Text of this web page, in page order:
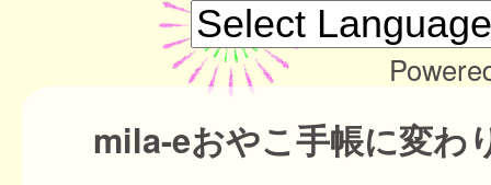
mila-eおやこ手帳に変わ